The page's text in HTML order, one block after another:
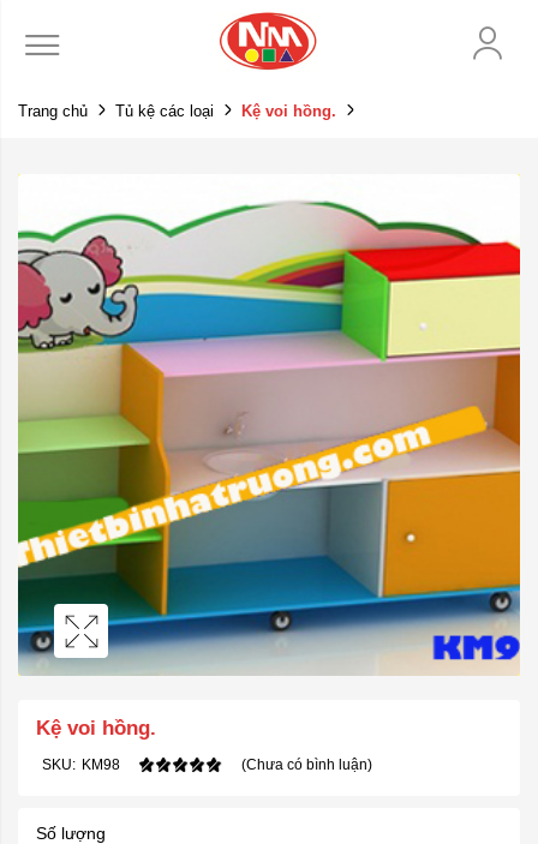
Trang chủ Tủ kệ các loại Kệ voi hồng.
Kệ voi hồng.
SKU: KM98 (Chưa có bình luận)
Số lượng